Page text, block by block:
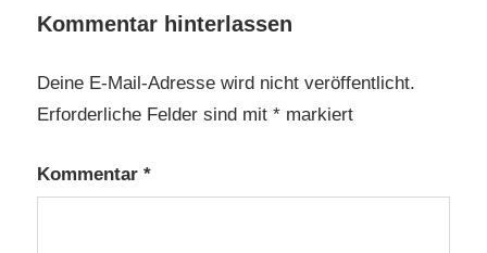
Kommentar hinterlassen
Deine E-Mail-Adresse wird nicht veröffentlicht.
Erforderliche Felder sind mit * markiert
Kommentar *